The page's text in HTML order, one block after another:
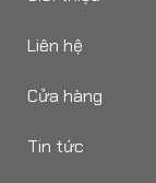
Liên hệ
Cửa hàng
Tin tức